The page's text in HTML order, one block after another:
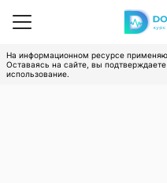
На информационном ресурсе
Оставаясь на сайте, вы
использование.